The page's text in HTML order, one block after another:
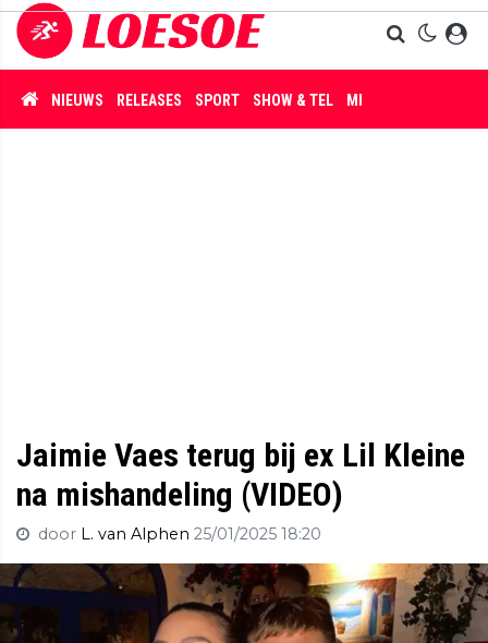
NIEUWS RELEASES SPORT SHOW & TEL MISDAAD
Jaimie Vaes terug bij ex Lil Kleine
na mishandeling (VIDEO)
door L. van Alphen 25/01/2025 18:20